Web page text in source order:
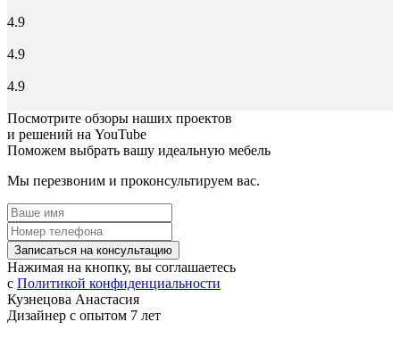
4.9
4.9
4.9
Посмотрите обзоры наших проектов
и решений на YouTube
Поможем выбрать вашу идеальную мебель
Мы перезвоним и проконсультируем вас.
Записаться на консультацию
Нажимая на кнопку, вы соглашаетесь
с Политикой конфиденциальности
Кузнецова Анастасия
Дизайнер с опытом 7 лет